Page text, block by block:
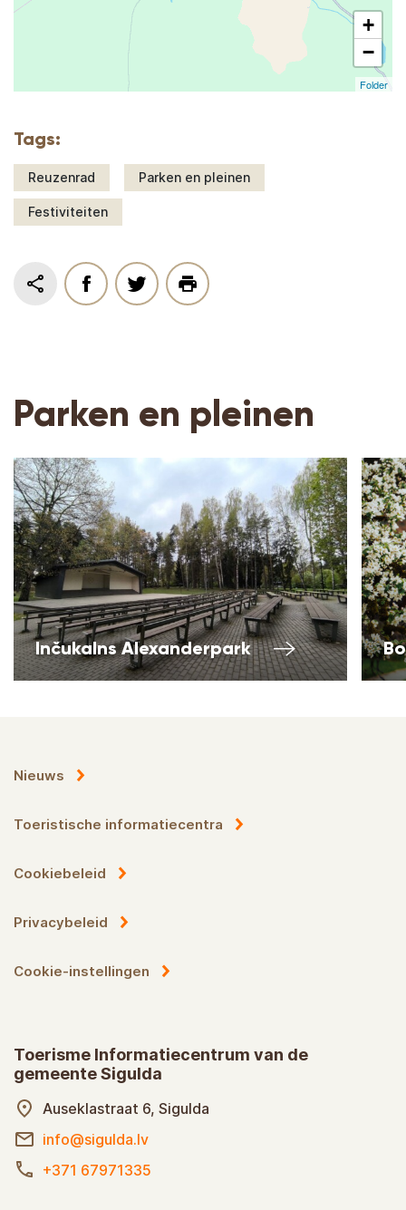
+
−
Folder
Tags:
Reuzenrad Parken en pleinen
Festiviteiten
Parken en pleinen
Inčukalns Alexanderpark
Nieuws
Toeristische informatiecentra
Cookiebeleid
Privacybeleid
Cookie-instellingen
Toerisme Informatiecentrum van de
gemeente Sigulda
Auseklastraat 6, Sigulda
info@sigulda.lv
+371 67971335